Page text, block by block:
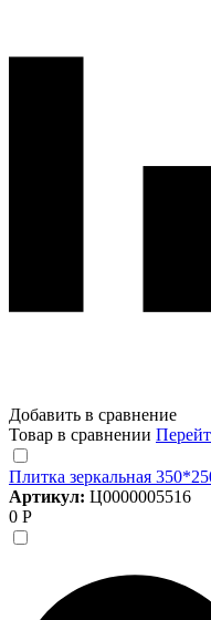
Добавить в сравнение
Товар в сравнении
Плитка зеркальная
Артикул: Ц0000005516
0 Р